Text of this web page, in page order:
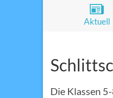
Aktuell
Die Klassen